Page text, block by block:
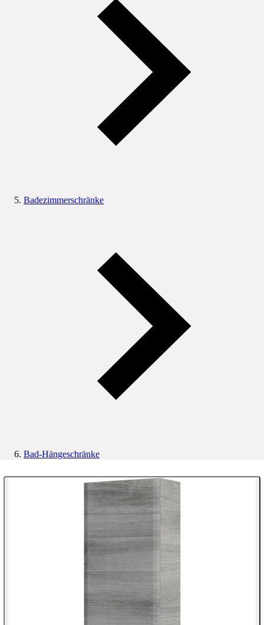
Badezimmerschränke
Bad-Hängeschränke